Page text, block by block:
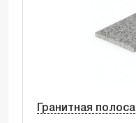
Гранитная полоса